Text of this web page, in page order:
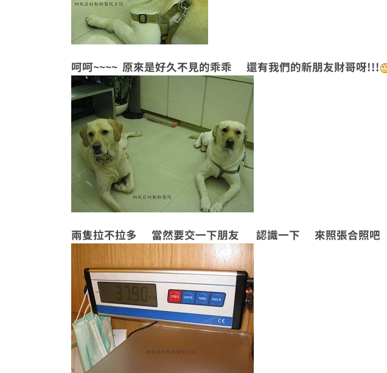
呵呵~~~~ 原來是好久不見的乖乖 還有我們的新朋友財哥呀!!!
兩隻拉不拉多 當然要交一下朋友 認識一下 來照張合照吧